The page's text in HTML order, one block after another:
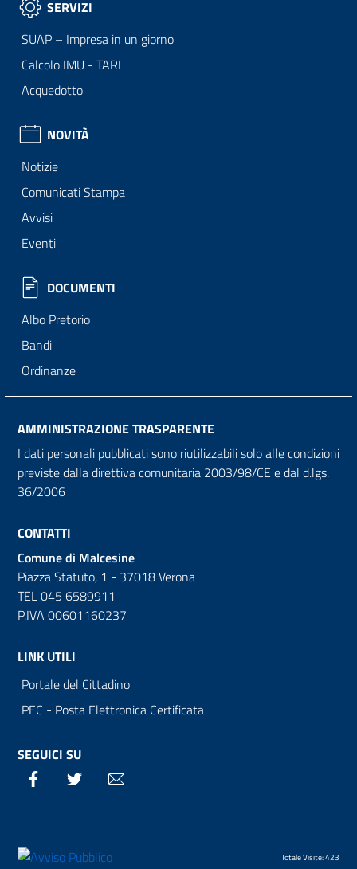
SERVIZI
SUAP – Impresa in un giorno
Calcolo IMU - TARI
Acquedotto
NOVITÀ
Notizie
Comunicati Stampa
Avvisi
Eventi
DOCUMENTI
Albo Pretorio
Bandi
Ordinanze
AMMINISTRAZIONE TRASPARENTE
I dati personali pubblicati sono riutilizzabili solo alle condizioni
previste dalla direttiva comunitaria 2003/98/CE e dal d.lgs.
36/2006
CONTATTI
Comune di Malcesine
Piazza Statuto, 1 - 37018 Verona
TEL 045 6589911
P.IVA 00601160237
LINK UTILI
Portale del Cittadino
PEC - Posta Elettronica Certificata
SEGUICI SU
Facebook Twitter
Totale Visite: 423